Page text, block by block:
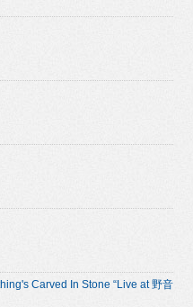
Carved In Stone “Live at 野音